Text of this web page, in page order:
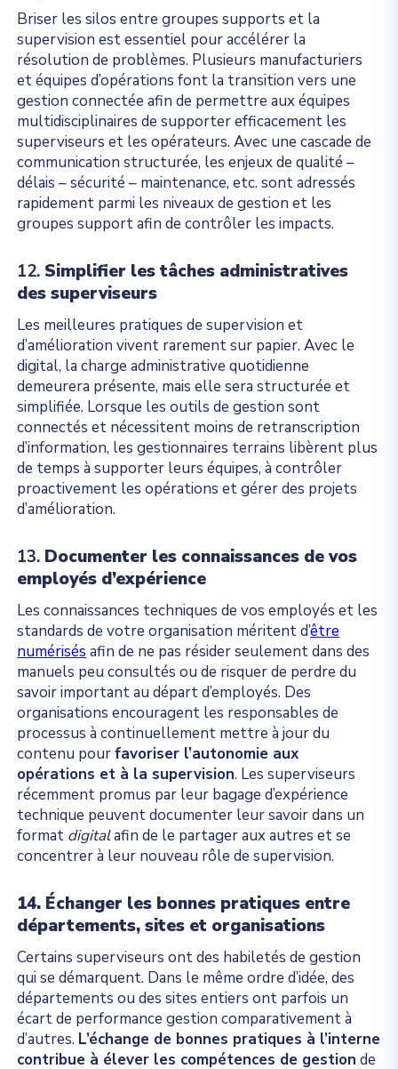
Briser les silos entre groupes supports et la
supervision est essentiel pour accélérer la
résolution de problèmes. Plusieurs manufacturiers
et équipes d’opérations font la transition vers une
gestion connectée afin de permettre aux équipes
multidisciplinaires de supporter efficacement les
superviseurs et les opérateurs. Avec une cascade de
communication structurée, les enjeux de qualité –
délais – sécurité – maintenance, etc. sont adressés
rapidement parmi les niveaux de gestion et les
groupes support afin de contrôler les impacts.
12. Simplifier les tâches administratives
des superviseurs
Les meilleures pratiques de supervision et
d’amélioration vivent rarement sur papier. Avec le
digital, la charge administrative quotidienne
demeurera présente, mais elle sera structurée et
simplifiée. Lorsque les outils de gestion sont
connectés et nécessitent moins de retranscription
d’information, les gestionnaires terrains libèrent plus
de temps à supporter leurs équipes, à contrôler
proactivement les opérations et gérer des projets
d’amélioration.
13. Documenter les connaissances de vos
employés d’expérience
Les connaissances techniques de vos employés et les
standards de votre organisation méritent d’être
numérisés afin de ne pas résider seulement dans des
manuels peu consultés ou de risquer de perdre du
savoir important au départ d’employés. Des
organisations encouragent les responsables de
processus à continuellement mettre à jour du
contenu pourfavoriser l’autonomie aux
opérations et à la supervision. Les superviseurs
récemment promus par leur bagage d’expérience
technique peuvent documenter leur savoir dans un
format digitalafin de le partager aux autres et se
concentrer à leur nouveau rôle de supervision.
14. Échanger les bonnes pratiques entre
départements, sites et organisations
Certains superviseurs ont des habiletés de gestion
qui se démarquent. Dans le même ordre d’idée, des
départements ou des sites entiers ont parfois un
écart de performance gestion comparativement à
d’autres. L’échange de bonnes pratiques à l’interne
contribue à élever les compétences de gestion de